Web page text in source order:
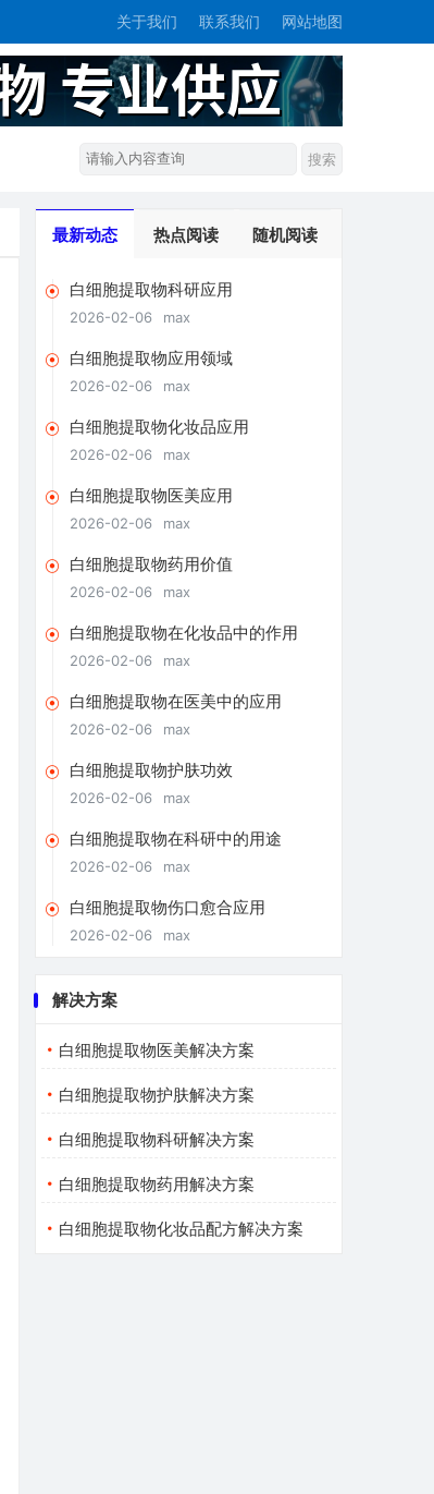
关于我们 联系我们 网站地图
最新动态 热点阅读 随机阅读
白细胞提取物科研应用
2026-02-06 max
白细胞提取物应用领域
2026-02-06 max
白细胞提取物化妆品应用
2026-02-06 max
白细胞提取物医美应用
2026-02-06 max
白细胞提取物药用价值
2026-02-06 max
白细胞提取物在化妆品中的作用
2026-02-06 max
白细胞提取物在医美中的应用
2026-02-06 max
白细胞提取物护肤功效
2026-02-06 max
白细胞提取物在科研中的用途
2026-02-06 max
白细胞提取物伤口愈合应用
2026-02-06 max
解决方案
白细胞提取物医美解决方案
白细胞提取物护肤解决方案
白细胞提取物科研解决方案
白细胞提取物药用解决方案
白细胞提取物化妆品配方解决方案